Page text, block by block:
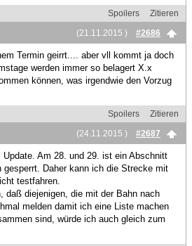
Spoilers
Zitieren
(21.11.2015 )
#2686
Termin geirrt.... aber vll kommt ja doch
werden immer so belagert X.x
können, was irgendwie den Vorzug
Spoilers
Zitieren
(24.11.2015 )
#2687
Am 28. und 29. ist ein Abschnitt
gesperrt. Daher kann ich die Strecke mit
testfahren.
daß diejenigen, die mit der Bahn nach
melden damit ich eine Liste machen
sind, würde ich auch gleich zum